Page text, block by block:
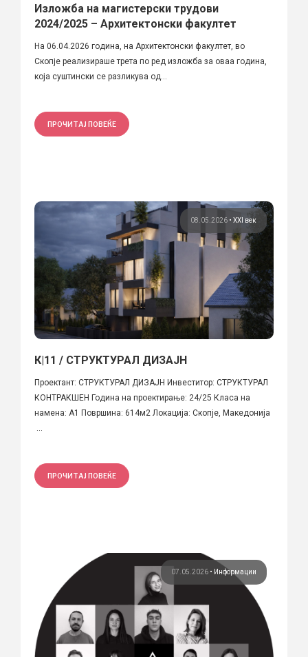
Изложба на магистерски трудови
2024/2025 – Архитектонски факултет
На 06.04.2026 година, на Архитектонски факултет, во
Скопје реализираше трета по ред изложба за оваа година,
која суштински се разликува од...
ПРОЧИТАЈ ПОВЕЌЕ
08.05.2026 • XXI век
К|11 / СТРУКТУРАЛ ДИЗАЈН
Проектант: СТРУКТУРАЛ ДИЗАЈН Инвеститор: СТРУКТУРАЛ
КОНТРАКШЕН Година на проектирање: 24/25 Класа на
намена: А1 Површина: 614м2 Локација: Скопје, Македонија
...
ПРОЧИТАЈ ПОВЕЌЕ
07.05.2026 • Информации